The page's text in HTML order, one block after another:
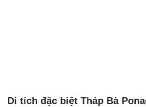
Di tích đặc biệt Tháp Bà